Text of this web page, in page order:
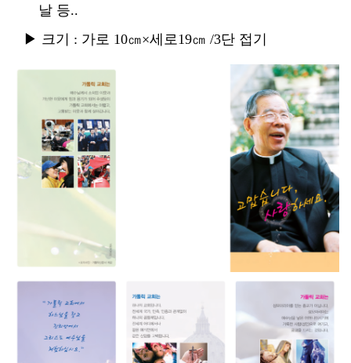
날 등..
▶ 크기 : 가로 10㎝×세로19㎝/3단 접기